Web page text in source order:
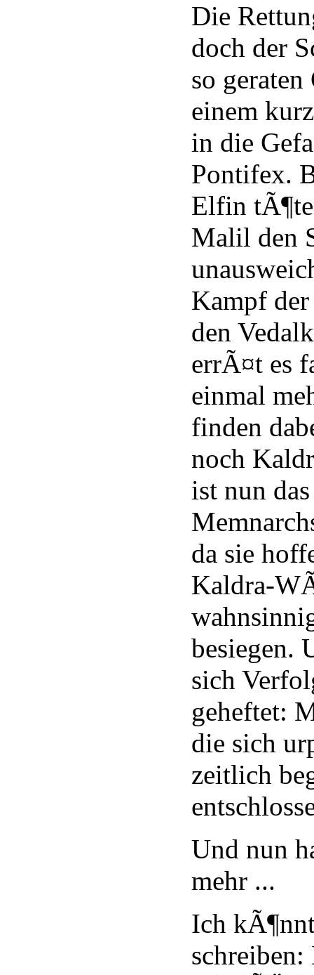
Die
doch der
so
einem
in die
Pontifex.
Elfin
Malil den
Kampf
den
errÃ¤t es
einmal
finden
noch
ist nun
da sie
Kaldra-
besiegen.
sich
geheftet:
die sich
zeitlich
Und nun
mehr ...
Ich